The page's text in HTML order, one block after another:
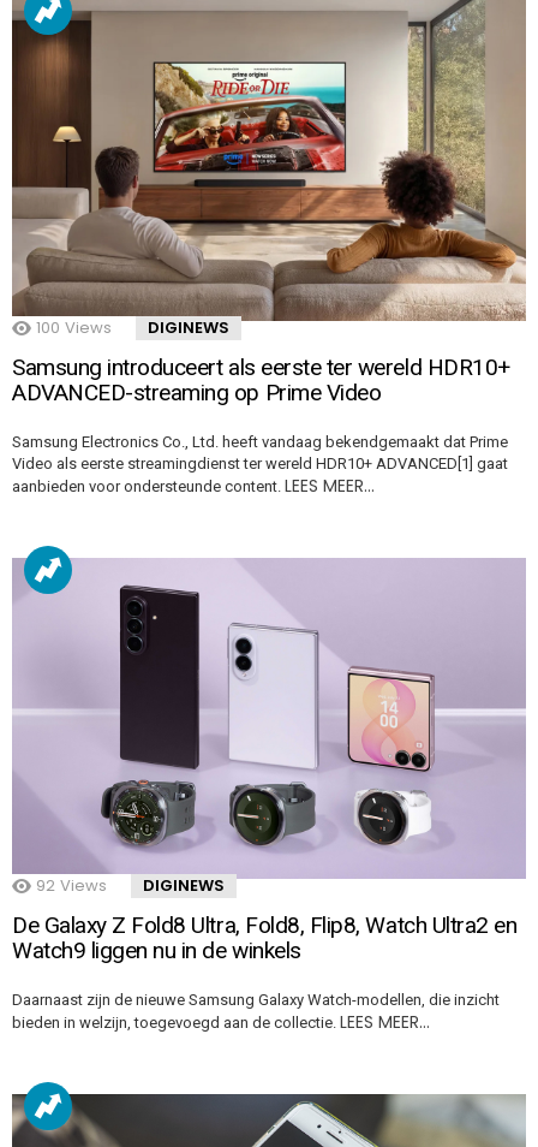
100 Views DIGINEWS
Samsung introduceert als eerste ter wereld HDR10+
ADVANCED-streaming op Prime Video
Samsung Electronics Co., Ltd. heeft vandaag bekendgemaakt dat Prime
Video als eerste streamingdienst ter wereld HDR10+ ADVANCED[1] gaat
aanbieden voor ondersteunde content. LEES MEER…
92 Views DIGINEWS
De Galaxy Z Fold8 Ultra, Fold8, Flip8, Watch Ultra2 en
Watch9 liggen nu in de winkels
Daarnaast zijn de nieuwe Samsung Galaxy Watch-modellen, die inzicht
bieden in welzijn, toegevoegd aan de collectie. LEES MEER…